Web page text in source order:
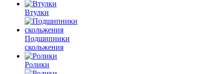
Втулки
Подшипники
скольжения
Ролики